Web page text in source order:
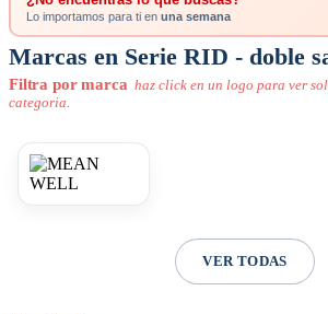
Lo importamos para ti en una semana
Marcas en Serie RID - doble
Filtra por marca haz click en un logo para ver
categoria.
VER TODAS